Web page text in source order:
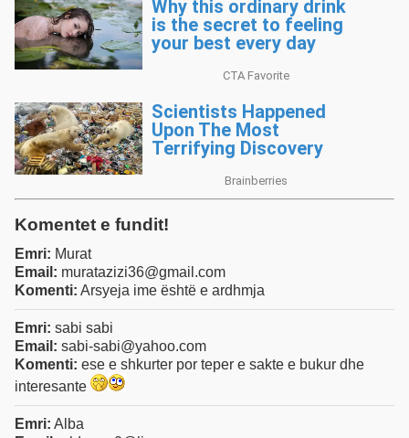
Komentet e fundit!
Emri: Murat
Email: muratazizi36@gmail.com
Komenti: Arsyeja ime është e ardhmja
Emri: sabi sabi
Email: sabi-sabi@yahoo.com
Komenti: ese e shkurter por teper e sakte e bukur dhe
interesante
Emri: Alba